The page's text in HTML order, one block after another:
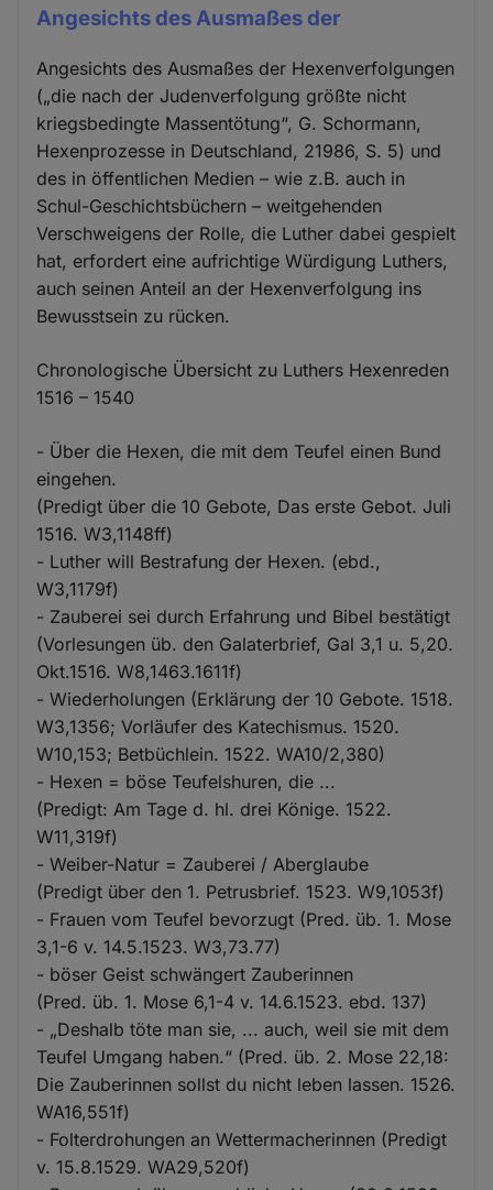
Angesichts des Ausmaßes der
Angesichts des Ausmaßes der Hexenverfolgungen
(„die nach der Judenverfolgung größte nicht
kriegsbedingte Massentötung“, G. Schormann,
Hexenprozesse in Deutschland, 21986, S. 5) und
des in öffentlichen Medien – wie z.B. auch in
Schul-Geschichtsbüchern – weitgehenden
Verschweigens der Rolle, die Luther dabei gespielt
hat, erfordert eine aufrichtige Würdigung Luthers,
auch seinen Anteil an der Hexenverfolgung ins
Bewusstsein zu rücken.
Chronologische Übersicht zu Luthers Hexenreden
1516 – 1540
- Über die Hexen, die mit dem Teufel einen Bund
eingehen.
(Predigt über die 10 Gebote, Das erste Gebot. Juli
1516. W3,1148ff)
- Luther will Bestrafung der Hexen. (ebd.,
W3,1179f)
- Zauberei sei durch Erfahrung und Bibel bestätigt
(Vorlesungen üb. den Galaterbrief, Gal 3,1 u. 5,20.
Okt.1516. W8,1463.1611f)
- Wiederholungen (Erklärung der 10 Gebote. 1518.
W3,1356; Vorläufer des Katechismus. 1520.
W10,153; Betbüchlein. 1522. WA10/2,380)
- Hexen = böse Teufelshuren, die ...
(Predigt: Am Tage d. hl. drei Könige. 1522.
W11,319f)
- Weiber-Natur = Zauberei / Aberglaube
(Predigt über den 1. Petrusbrief. 1523. W9,1053f)
- Frauen vom Teufel bevorzugt (Pred. üb. 1. Mose
3,1-6 v. 14.5.1523. W3,73.77)
- böser Geist schwängert Zauberinnen
(Pred. üb. 1. Mose 6,1-4 v. 14.6.1523. ebd. 137)
- „Deshalb töte man sie, ... auch, weil sie mit dem
Teufel Umgang haben.“ (Pred. üb. 2. Mose 22,18:
Die Zauberinnen sollst du nicht leben lassen. 1526.
WA16,551f)
- Folterdrohungen an Wettermacherinnen (Predigt
v. 15.8.1529. WA29,520f)